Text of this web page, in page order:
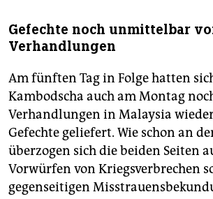
Gefechte noch unmittelbar
Verhandlungen
Am fünften Tag in Folge hatten
Kambodscha auch am Montag
Verhandlungen in Malaysia
Gefechte geliefert. Wie schon an
überzogen sich die beiden Seiten
Vorwürfen von Kriegsverbrechen
gegenseitigen